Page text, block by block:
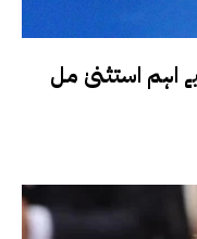
اہم استثنیٰ مل